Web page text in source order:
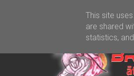
This site
are shared
statistics,